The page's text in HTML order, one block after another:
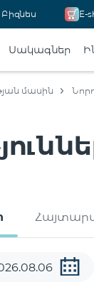
Բիզնես E-
Սակագներ
մասին